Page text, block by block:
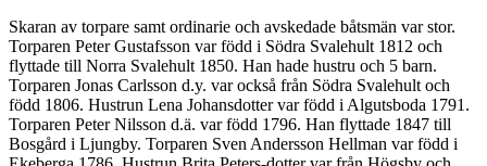
Skaran av torpare samt ordinarie och avskedade båtsmän var stor.
Torparen Peter Gustafsson var född i Södra Svalehult 1812 och
flyttade till Norra Svalehult 1850. Han hade hustru och 5 barn.
Torparen Jonas Carlsson d.y. var också från Södra Svalehult och
född 1806. Hustrun Lena Johansdotter var född i Algutsboda 1791.
Torparen Peter Nilsson d.ä. var född 1796. Han flyttade 1847 till
Bosgård i Ljungby. Torparen Sven Andersson Hellman var född i